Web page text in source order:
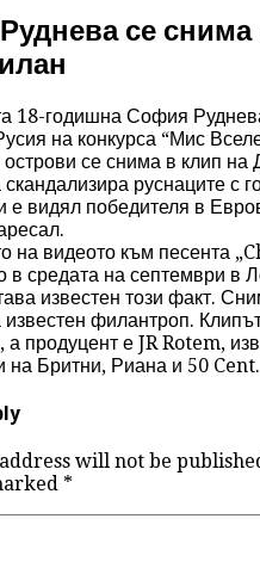
се снима
18-годишна София
на конкурса “Мис
острови се снима в клип
руснаците с
е видял победителя в
на видеото към песента
в средата на септември в
известен този факт.
известен филантроп.
продуцент е JR Rotem,
на Бритни, Риана и 50 Cent.
will not be
*